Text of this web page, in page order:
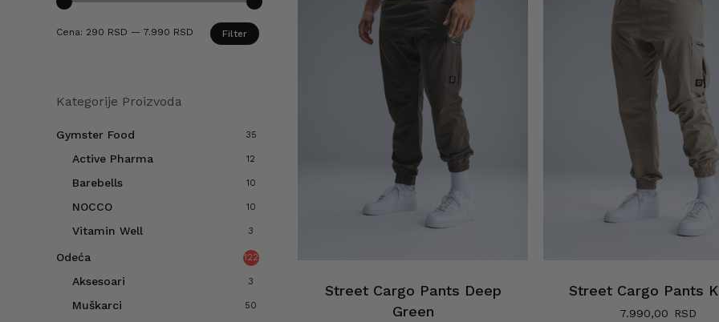
cena
cena
Filter
Cena: 290 RSD — 7.990 RSD
Kategorije Proizvoda
Gymster Food 35
Active Pharma 12
Barebells 10
NOCCO 10
Vitamin Well 3
Odeća 122
Aksesoari 3
Muškarci 50
Street Cargo Pants Deep
Green
Street Cargo Pants
7.990,00